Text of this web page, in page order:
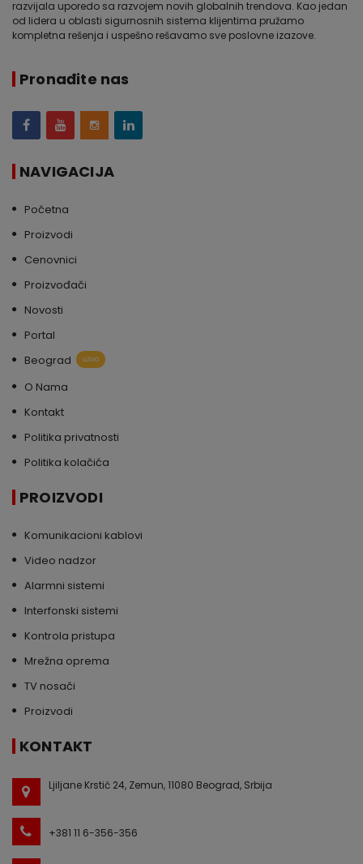
razvijala uporedo sa razvojem novih globalnih trendova. Kao jedan
od lidera u oblasti sigurnosnih sistema klijentima pružamo
kompletna rešenja i uspešno rešavamo sve poslovne izazove.
Pronađite nas
NAVIGACIJA
Početna
Proizvodi
Cenovnici
Proizvođači
Novosti
Portal
Beograd
uživo
O Nama
Kontakt
Politika privatnosti
Politika kolačića
PROIZVODI
Komunikacioni kablovi
Video nadzor
Alarmni sistemi
Interfonski sistemi
Kontrola pristupa
Mrežna oprema
TV nosači
Proizvodi
KONTAKT
Ljiljane Krstić 24, Zemun, 11080 Beograd, Srbija
+381 11 6-356-356